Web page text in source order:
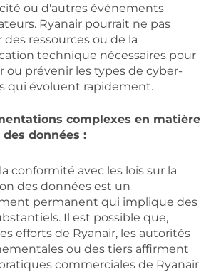
ou d'autres événements
Ryanair pourrait ne pas
des ressources ou de la
technique nécessaires pour
ou prévenir les types de cyber-
qui évoluent rapidement.
complexes en matière
données :
conformité avec les lois sur la
des données est un
permanent qui implique des
Il est possible que,
efforts de Ryanair, les autorités
ou des tiers affirment
commerciales de Ryanair